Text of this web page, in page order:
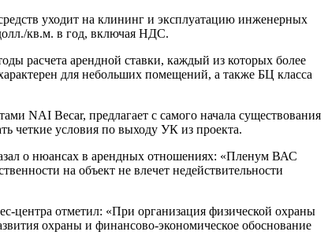
уходит на клининг и эксплуатацию инженерных
кв.м. в год, включая НДС.
расчета арендной ставки, каждый из которых более
для небольших помещений, а также БЦ класса
NAI Becar, предлагает с самого начала существования
четкие условия по выходу УК из проекта.
о нюансах в арендных отношениях: «Пленум ВАС
на объект не влечет недействительности
центра отметил: «При организация физической охраны
охраны и финансово-экономическое обоснование